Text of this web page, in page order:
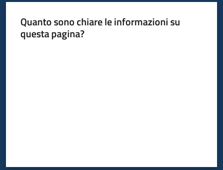
Quanto sono chiare le informazioni su
questa pagina?